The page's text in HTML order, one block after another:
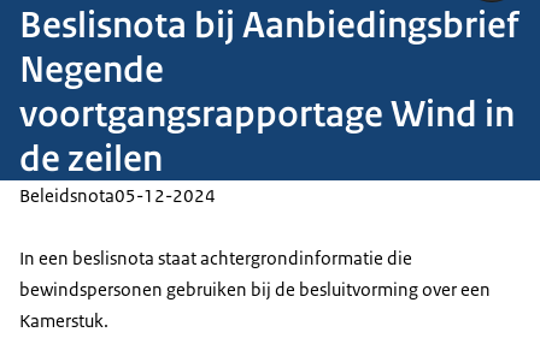
Beslisnota bij Aanbiedingsbrief
Negende
voortgangsrapportage Wind in
de zeilen
Beleidsnota05-12-2024
In een beslisnota staat achtergrondinformatie die
bewindspersonen gebruiken bij de besluitvorming over een
Kamerstuk.